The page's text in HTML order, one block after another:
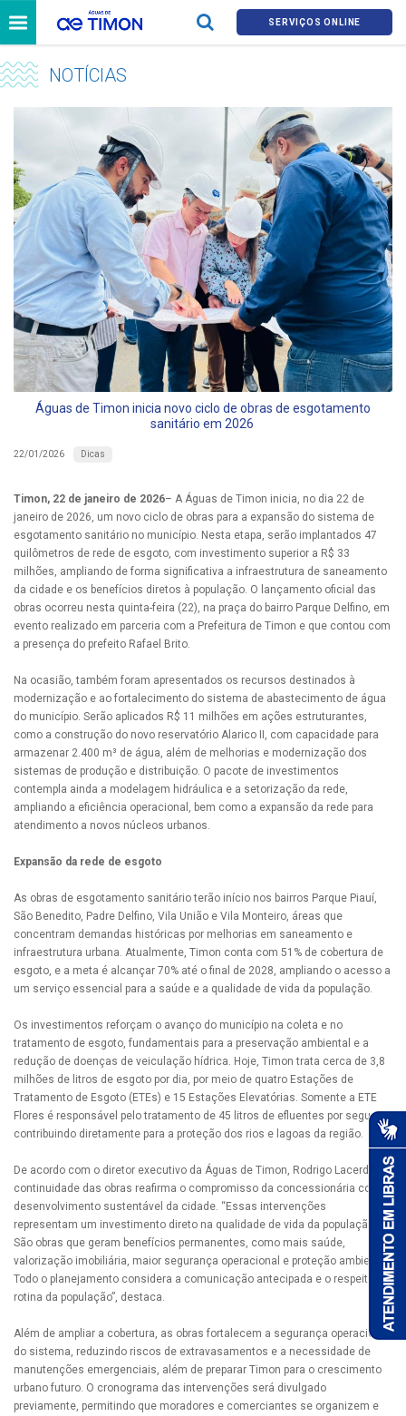
SERVIÇOS ONLINE
NOTÍCIAS
Águas de Timon inicia novo ciclo de obras de esgotamento
sanitário em 2026
22/01/2026 Dicas
Timon, 22 de janeiro de 2026– A Águas de Timon inicia, no dia 22 de
janeiro de 2026, um novo ciclo de obras para a expansão do sistema de
esgotamento sanitário no município. Nesta etapa, serão implantados 47
quilômetros de rede de esgoto, com investimento superior a R$ 33
milhões, ampliando de forma significativa a infraestrutura de saneamento
da cidade e os benefícios diretos à população. O lançamento oficial das
obras ocorreu nesta quinta-feira (22), na praça do bairro Parque Delfino, em
evento realizado em parceria com a Prefeitura de Timon e que contou com
a presença do prefeito Rafael Brito.
Na ocasião, também foram apresentados os recursos destinados à
modernização e ao fortalecimento do sistema de abastecimento de água
do município. Serão aplicados R$ 11 milhões em ações estruturantes,
como a construção do novo reservatório Alarico II, com capacidade para
armazenar 2.400 m³ de água, além de melhorias e modernização dos
sistemas de produção e distribuição. O pacote de investimentos
contempla ainda a modelagem hidráulica e a setorização da rede,
ampliando a eficiência operacional, bem como a expansão da rede para
atendimento a novos núcleos urbanos.
Expansão da rede de esgoto
As obras de esgotamento sanitário terão início nos bairros Parque Piauí,
São Benedito, Padre Delfino, Vila União e Vila Monteiro, áreas que
concentram demandas históricas por melhorias em saneamento e
infraestrutura urbana. Atualmente, Timon conta com 51% de cobertura de
esgoto, e a meta é alcançar 70% até o final de 2028, ampliando o acesso a
um serviço essencial para a saúde e a qualidade de vida da população.
Os investimentos reforçam o avanço do município na coleta e no
tratamento de esgoto, fundamentais para a preservação ambiental e a
redução de doenças de veiculação hídrica. Hoje, Timon trata cerca de 3,8
milhões de litros de esgoto por dia, por meio de quatro Estações de
Tratamento de Esgoto (ETEs) e 15 Estações Elevatórias. Somente a ETE
Flores é responsável pelo tratamento de 45 litros de efluentes por segundo,
contribuindo diretamente para a proteção dos rios e lagoas da região.
De acordo com o diretor executivo da Águas de Timon, Rodrigo Lacerda, a
continuidade das obras reafirma o compromisso da concessionária com o
desenvolvimento sustentável da cidade. “Essas intervenções
representam um investimento direto na qualidade de vida da população.
São obras que geram benefícios permanentes, como mais saúde,
valorização imobiliária, maior segurança operacional e proteção ambiental.
Todo o planejamento considera a comunicação antecipada e o respeito à
rotina da população”, destaca.
Além de ampliar a cobertura, as obras fortalecem a segurança operacional
do sistema, reduzindo riscos de extravasamentos e a necessidade de
manutenções emergenciais, além de preparar Timon para o crescimento
urbano futuro. O cronograma das intervenções será divulgado
previamente, permitindo que moradores e comerciantes se organizem e